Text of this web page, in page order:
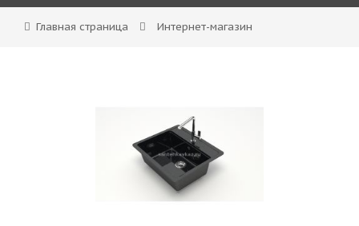
Главная страница Интернет-магазин